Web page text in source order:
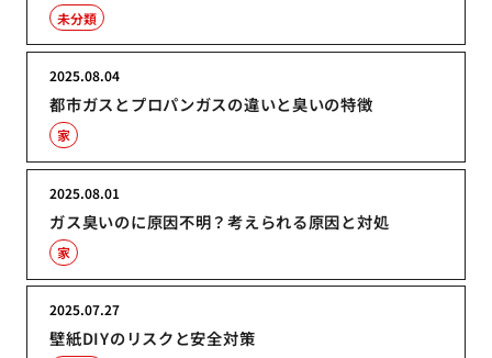
未分類
都市ガスとプロパンガスの違いと臭いの特徴
2025.08.04
家
ガス臭いのに原因不明？考えられる原因と対処
2025.08.01
家
壁紙DIYのリスクと安全対策
2025.07.27